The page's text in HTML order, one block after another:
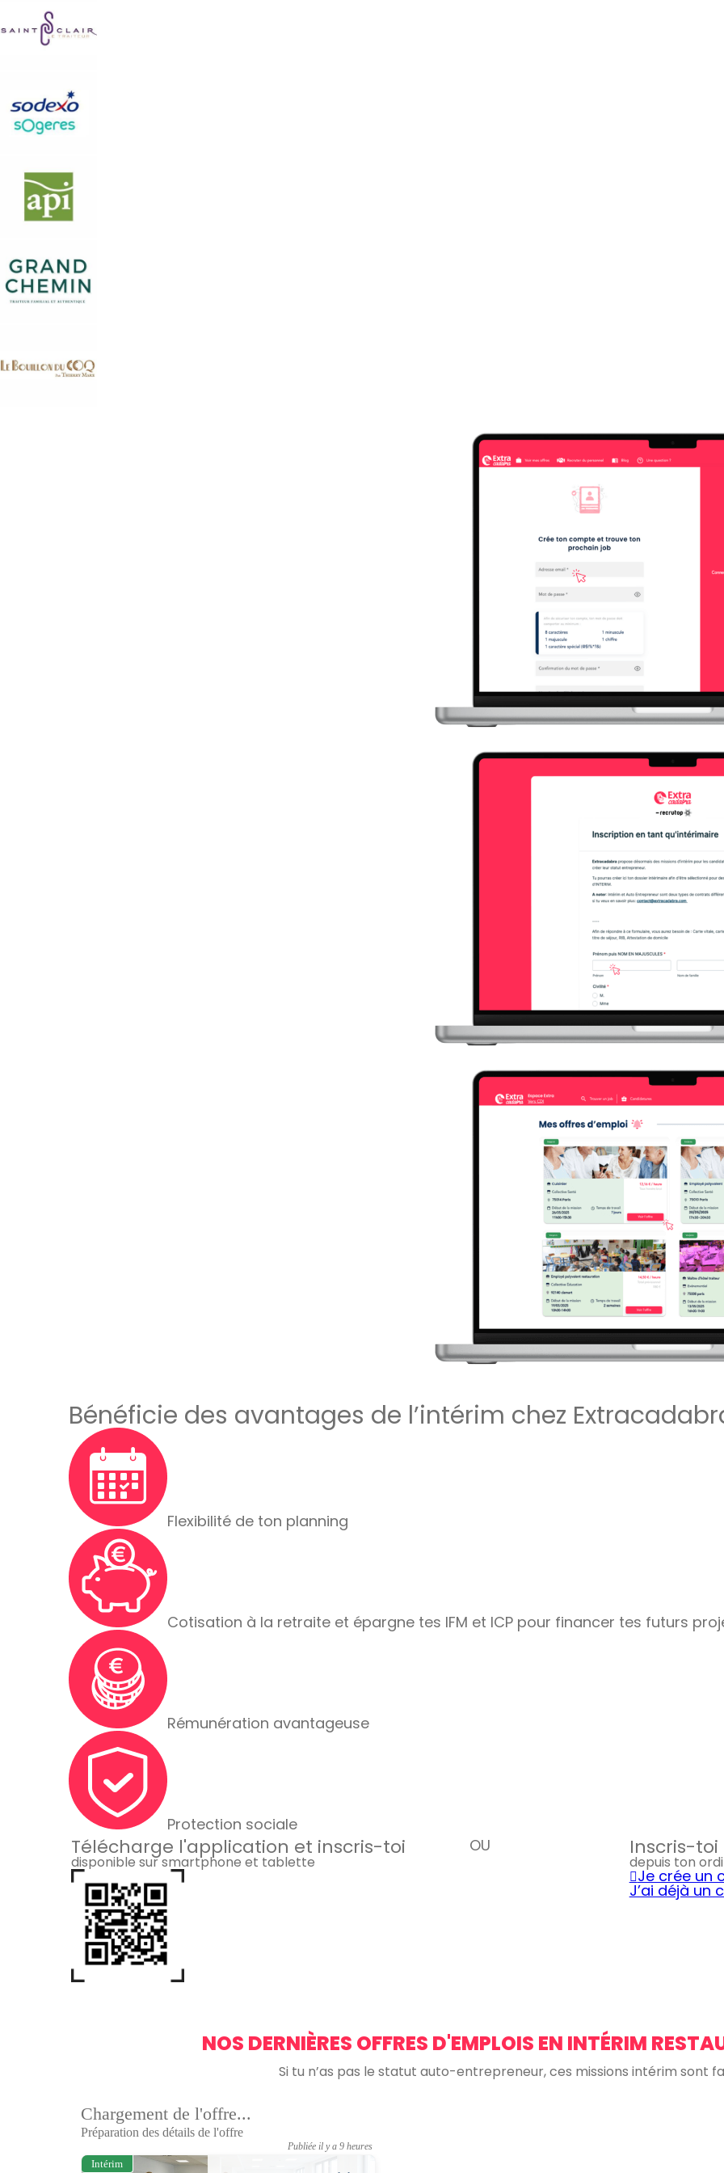
Bénéficie des avantages de l’intérim chez
Flexibilité de ton planning
Cotisation à la retraite et épargne tes IFM et ICP pour financer tes futurs
Rémunération avantageuse
Protection sociale
Télécharge l'application et inscris-toi
disponible sur smartphone et tablette
OU Inscris-toi
depuis ton
Je crée un
J’ai déjà un
NOS DERNIÈRES OFFRES D'EMPLOIS EN INTÉRIM
Si tu n’as pas le statut auto-entrepreneur, ces missions intérim sont
Chargement de l'offre...
Préparation des détails de l'offre
Publiée il y a 9 heures
Intérim